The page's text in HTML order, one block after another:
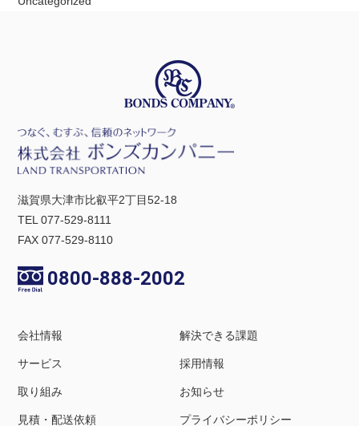
滋賀県大津市比叡平2丁目52-18
TEL 077-529-8111
FAX 077-529-8110
0800-888-2002
会社情報
サービス
取り組み
見積・配送依頼
解決できる課題
採用情報
お知らせ
プライバシーポリシー